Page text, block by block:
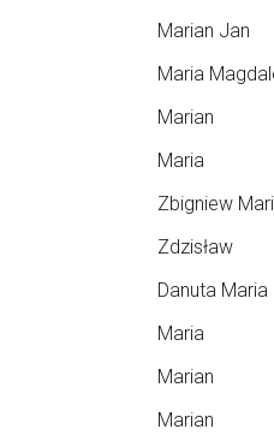
Marian Jan
Maria
Marian
Maria
Zbigniew
Zdzisław
Danuta Maria
Maria
Marian
Marian